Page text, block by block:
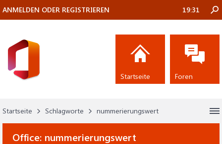
Startseite Schlagworte nummerierungswert
Office: nummerierungswert
ANMELDEN ODER REGISTRIEREN 19:31
Startseite Foren